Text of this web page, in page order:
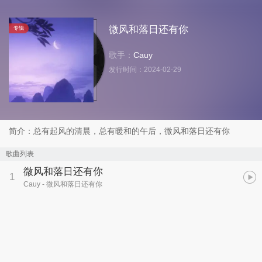
专辑 微风和落日还有你
歌手： Cauy
发行时间： 2024-02-29
简介：总有起风的清晨，总有暖和的午后，微风和落日还有你
歌曲列表
1 微风和落日还有你
Cauy - 微风和落日还有你